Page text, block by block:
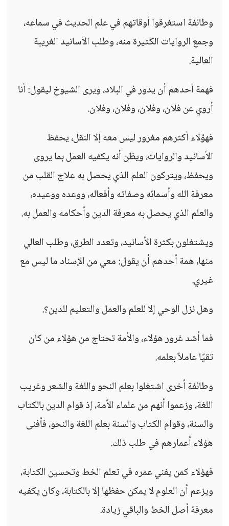
وطائفة استغرقوا أوقاتهم في علم الحديث في سماعه،
وجمع الروايات الكثيرة منه، وطلب الأسانيد الغريبة
العالية.
فهمة أحدهم أن يدور في البلاد، ويرى الشيوخ ليقول: أنا
أروي عن فلان، وفلان، وفلان، وفلان.
فهؤلاء أكثرهم مغرور ليس معه إلا النقل، يحفظ
الأسانيد والروايات، ويظن أنه يكفيه العمل بما يروى
ويحفظ، ويتركون العلم الذي يحصل به علاج القلب من
معرفة الله وأسمائه وصفاته وأفعاله، ووعده ووعيده،
والعلم الذي يحصل به معرفة الدين وأحكامه والعمل به.
ويشتغلون بكثرة الأسانيد، وتعدد الطرق، وطلب العالي
منها، همة أحدهم أن يقول: معي من الإسناد ما ليس مع
غيري.
وهل نزل الوحي إلا للعلم والعمل والتعليم للدين؟.
فما أشد غرور هؤلاء، والأمة تحتاج من هؤلاء من كان
تقيًا عاملاً بعلمه.
وطائفة أخرى اشتغلوا بعلم النحو واللغة والشعر وغريب
اللغة، وزعموا أنهم من علماء الأمة، إذ قوام الدين بالكتاب
والسنة، وقوام الكتاب والسنة بعلم اللغة والنحو، فأفنى
هؤلاء أعمارهم في طلب ذلك.
فهؤلاء كمن يفني عمره في تعلم الخط وتحسين الكتابة،
ويزعم أن العلوم لا يمكن حفظها إلا بالكتابة، وكان يكفيه
معرفة أصل الخط والباقي زيادة.